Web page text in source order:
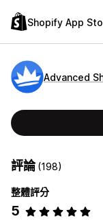
Shopify App
Advanced
評論(198)
整體評分
5